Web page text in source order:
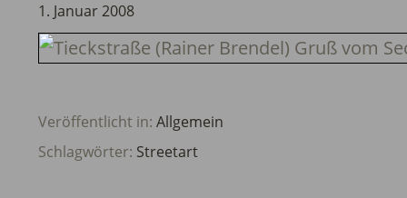
1. Januar 2008
Veröffentlicht in: Allgemein
Schlagwörter: Streetart